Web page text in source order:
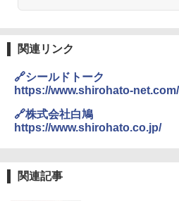
僕が見た未来【
A09 地球の歩き
￥2,479
500002(88859)
DEWEL パラソ
USB充電式 高
可能 安全ロッ
関連リンク
🔗シールドトーク
https://www.shirohato-
🔗株式会社白鳩
https://www.shirohato.co.jp/
関連記事